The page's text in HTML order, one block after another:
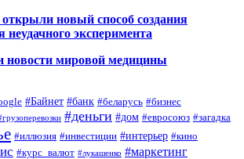
новый способ создания
неудачного эксперимента
новости мировой медицины
#Байнет #банк #беларусь #бизнес
#деньги #дом #евросоюз #загадка
#иллюзия #инвестиции #интерьер #кино
#курс_валют #лукашенко #маркетинг